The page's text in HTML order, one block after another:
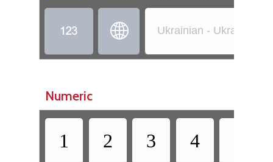
  Ukrainian - Ukrainian
Numeric
1 2 3 4